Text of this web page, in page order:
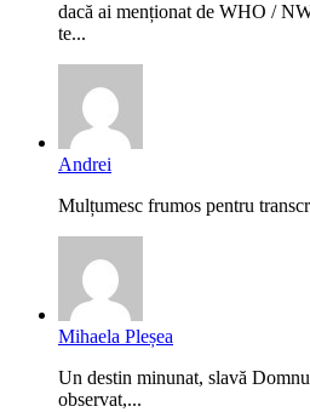
dacă ai menționat de WHO /
te...
Andrei
Mulțumesc frumos pentru
Mihaela Pleșea
Un destin minunat, slavă
observat,...